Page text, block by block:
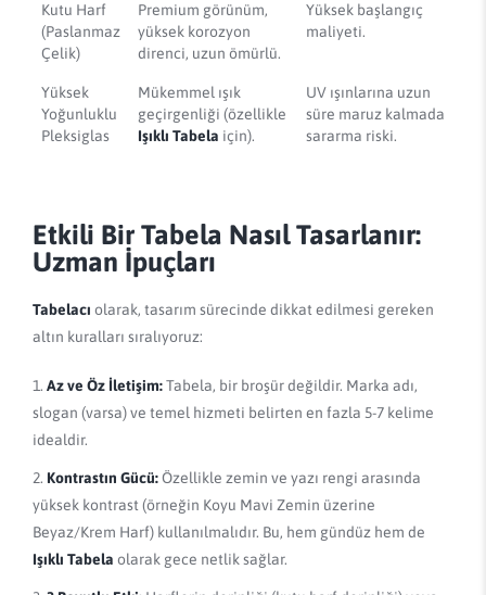
Kutu Harf
(Paslanmaz
Çelik)
Premium görünüm,
yüksek korozyon
direnci, uzun ömürlü.
Yüksek başlangıç
maliyeti.
Yüksek
Yoğunluklu
Pleksiglas
Mükemmel ışık
geçirgenliği (özellikle
Işıklı Tabela için).
UV ışınlarına uzun
süre maruz kalmada
sararma riski.
Etkili Bir Tabela Nasıl Tasarlanır:
Uzman İpuçları
Tabelacı olarak, tasarım sürecinde dikkat edilmesi gereken
altın kuralları sıralıyoruz:
Az ve Öz İletişim:Tabela, bir broşür değildir. Marka adı,
slogan (varsa) ve temel hizmeti belirten en fazla 5-7 kelime
idealdir.
Kontrastın Gücü:Özellikle zemin ve yazı rengi arasında
yüksek kontrast (örneğin Koyu Mavi Zemin üzerine
Beyaz/Krem Harf) kullanılmalıdır. Bu, hem gündüz hem de
Işıklı Tabela olarak gece netlik sağlar.